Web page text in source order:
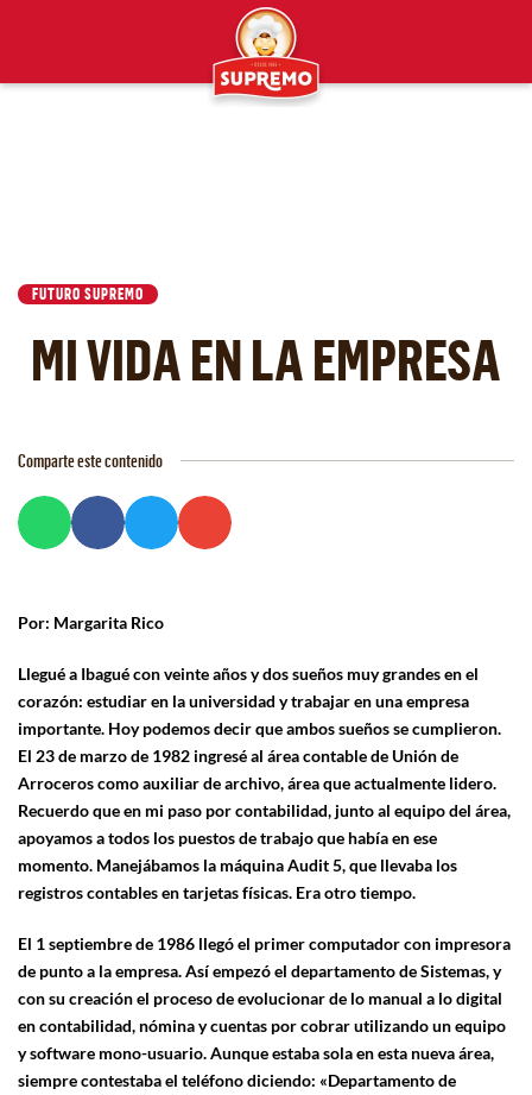
FUTURO SUPREMO
MI VIDA EN LA EMPRESA
Comparte este contenido
Por: Margarita Rico
Llegué a Ibagué con veinte años y dos sueños muy grandes en el
corazón: estudiar en la universidad y trabajar en una empresa
importante. Hoy podemos decir que ambos sueños se cumplieron.
El 23 de marzo de 1982 ingresé al área contable de Unión de
Arroceros como auxiliar de archivo, área que actualmente lidero.
Recuerdo que en mi paso por contabilidad, junto al equipo del área,
apoyamos a todos los puestos de trabajo que había en ese
momento. Manejábamos la máquina Audit 5, que llevaba los
registros contables en tarjetas físicas. Era otro tiempo.
El 1 septiembre de 1986 llegó el primer computador con impresora
de punto a la empresa. Así empezó el departamento de Sistemas, y
con su creación el proceso de evolucionar de lo manual a lo digital
en contabilidad, nómina y cuentas por cobrar utilizando un equipo
y software mono-usuario. Aunque estaba sola en esta nueva área,
siempre contestaba el teléfono diciendo: «Departamento de